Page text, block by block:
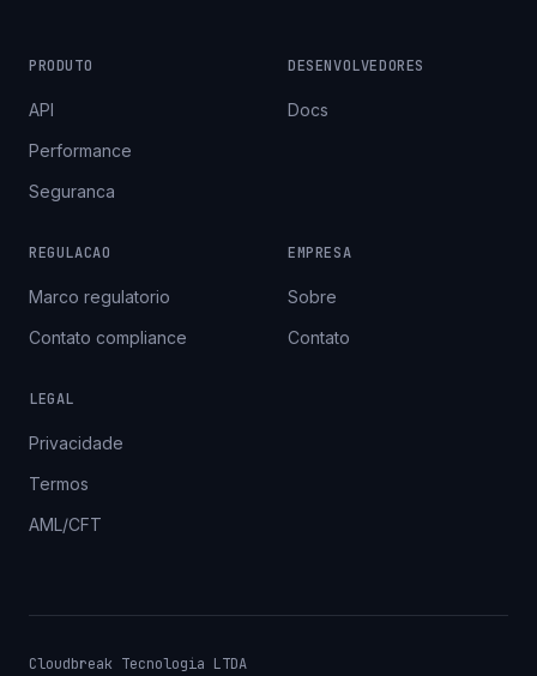
PRODUTO
API
Performance
Seguranca
DESENVOLVEDORES
Docs
REGULACAO
Marco regulatorio
Contato compliance
EMPRESA
Sobre
Contato
LEGAL
Privacidade
Termos
AML/CFT
Cloudbreak Tecnologia LTDA